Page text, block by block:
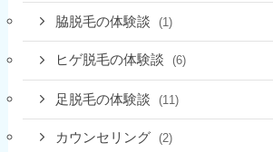
脇脱毛の体験談 (1)
ヒゲ脱毛の体験談 (6)
足脱毛の体験談 (11)
カウンセリング (2)